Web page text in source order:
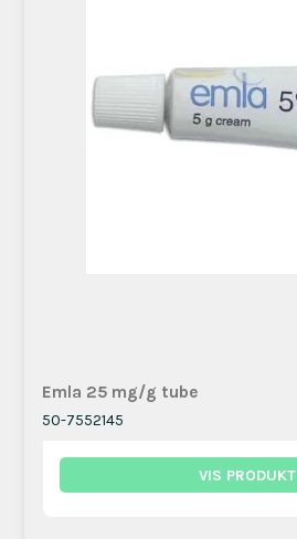
Emla 25 mg/g tube
50-7552145
VIS PRODUKT